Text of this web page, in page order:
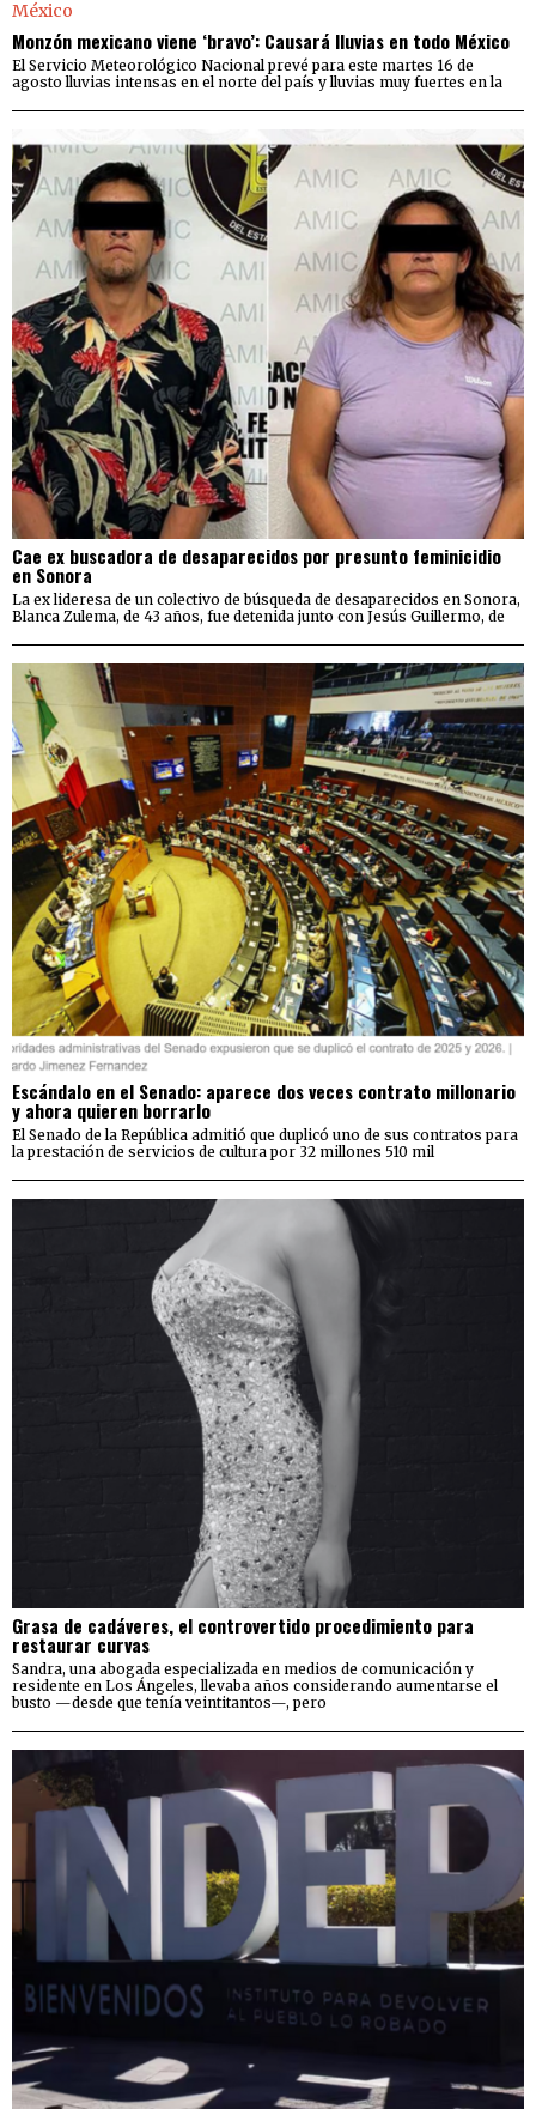
Monzón mexicano viene ‘bravo’: Causará lluvias en todo México
El Servicio Meteorológico Nacional prevé para este martes 16 de
agosto lluvias intensas en el norte del país y lluvias muy fuertes en la
Cae ex buscadora de desaparecidos por presunto feminicidio
en Sonora
La ex lideresa de un colectivo de búsqueda de desaparecidos en Sonora,
Blanca Zulema, de 43 años, fue detenida junto con Jesús Guillermo, de
Escándalo en el Senado: aparece dos veces contrato millonario
y ahora quieren borrarlo
El Senado de la República admitió que duplicó uno de sus contratos para
la prestación de servicios de cultura por 32 millones 510 mil
Grasa de cadáveres, el controvertido procedimiento para
restaurar curvas
Sandra, una abogada especializada en medios de comunicación y
residente en Los Ángeles, llevaba años considerando aumentarse el
busto —desde que tenía veintitantos—, pero